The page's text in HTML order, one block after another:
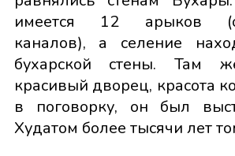
имеется 12 арыков
каналов), а селение
бухарской стены. Там
красивый дворец, красота
в поговорку, он был
Худатом более тысячи лет